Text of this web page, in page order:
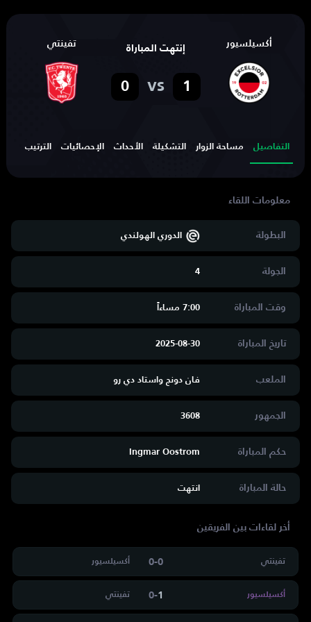
أكسيلسيور إنتهت المباراة
1
vs
0
تفينتي
التفاصيل مساحة الزوار التشكيلة الأحداث الإحصائيات الترتيب
البطولة الدوري الهولندي
الجولة 4
وقت المباراة 7:00 مساءاََ
تاريخ المباراة 2025-08-30
الملعب فان دونج واستاد دي رو
الجمهور 3608
حكم المباراة Ingmar Oostrom
حالة المباراة انتهت
أخر لقاءات بين الفريقين
تفينتي 0
-
0 أكسيلسيور
أكسيلسيور 1
-
0 تفينتي